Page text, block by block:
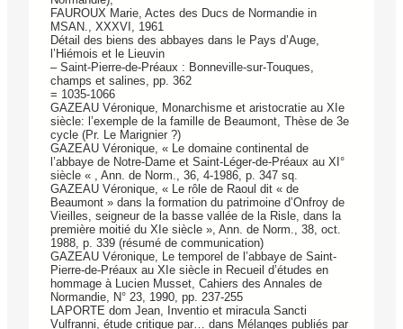
FAUROUX Marie, Actes des Ducs de Normandie in
MSAN., XXXVI, 1961
Détail des biens des abbayes dans le Pays d’Auge,
l’Hiémois et le Lieuvin
– Saint-Pierre-de-Préaux : Bonneville-sur-Touques,
champs et salines, pp. 362
= 1035-1066
GAZEAU Véronique, Monarchisme et aristocratie au XIe
siècle: l’exemple de la famille de Beaumont, Thèse de 3e
cycle (Pr. Le Marignier ?)
GAZEAU Véronique, « Le domaine continental de
l’abbaye de Notre-Dame et Saint-Léger-­de-Préaux au XI°
siècle « , Ann. de Norm., 36, 4-1986, p. 347 sq.
GAZEAU Véronique, « Le rôle de Raoul dit « de
Beaumont » dans la formation du patrimoine d’Onfroy de
Vieilles, seigneur de la basse vallée de la Risle, dans la
première moitié du XIe siècle », Ann. de Norm., 38, oct.
1988, p. 339 (résumé de communication)
GAZEAU Véronique, Le temporel de l’abbaye de Saint-
Pierre-de-Préaux au XIe siècle in Recueil d’études en
hommage à Lucien Musset, Cahiers des Annales de
Normandie, N° 23, 1990, pp. 237-255
LAPORTE dom Jean, Inventio et miracula Sancti
Vulfranni, étude critique par… dans Mélanges publiés par